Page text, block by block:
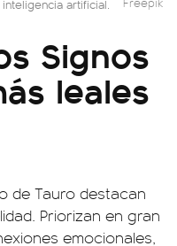
artificial.
Signos
leales
de Tauro destacan
Priorizan en gran
emocionales,